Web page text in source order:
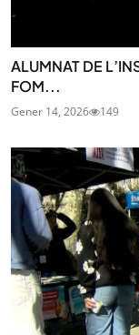
ALUMNAT DE
FOM...
Gener 14, 2026 149